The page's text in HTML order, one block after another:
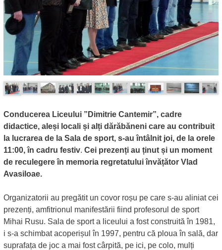
Conducerea Liceului ”Dimitrie Cantemir”, cadre
didactice, aleși locali și alți dărăbăneni care au contribuit
la lucrarea de la Sala de sport, s-au întâlnit joi, de la orele
11:00, în cadru festiv. Cei prezenți au ținut și un moment
de reculegere în memoria regretatului învățător Vlad
Avasiloae.
Organizatorii au pregătit un covor roșu pe care s-au aliniat cei
prezenți, amfitrionul manifestării fiind profesorul de sport
Mihai Rusu. Sala de sport a liceului a fost construită în 1981,
i s-a schimbat acoperișul în 1997, pentru că ploua în sală, dar
suprafața de joc a mai fost cârpită, pe ici, pe colo, mulți